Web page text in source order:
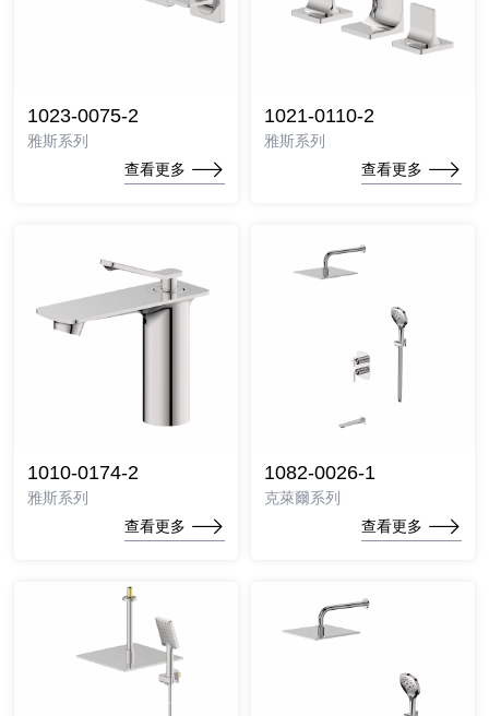
1023-0075-2
雅斯系列
查看更多
1021-0110-2
雅斯系列
查看更多
1010-0174-2
雅斯系列
查看更多
1082-0026-1
克萊爾系列
查看更多